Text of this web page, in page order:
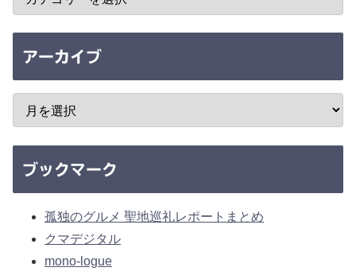
アーカイブ
ブックマーク
孤独のグルメ 聖地巡礼レポートまとめ
クマデジタル
mono-logue